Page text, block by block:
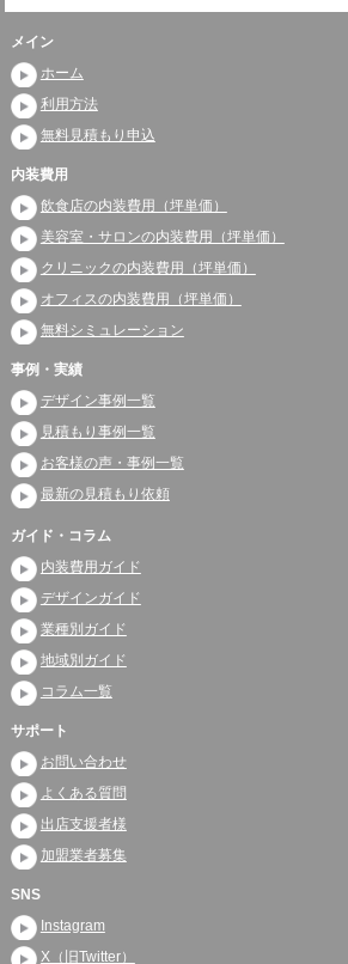
メイン
ホーム
利用方法
無料見積もり申込
内装費用
飲食店の内装費用（坪単価）
美容室・サロンの内装費用（坪単価）
クリニックの内装費用（坪単価）
オフィスの内装費用（坪単価）
無料シミュレーション
事例・実績
デザイン事例一覧
見積もり事例一覧
お客様の声・事例一覧
最新の見積もり依頼
ガイド・コラム
内装費用ガイド
デザインガイド
業種別ガイド
地域別ガイド
コラム一覧
サポート
お問い合わせ
よくある質問
出店支援者様
加盟業者募集
SNS
Instagram
X（旧Twitter）